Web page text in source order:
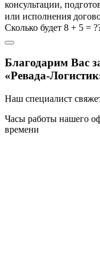
консультации,
или исполнения
Сколько будет 8 + 5 =
Благодарим Вас
«Ревада-
Наш специалист
Часы работы нашего
времени